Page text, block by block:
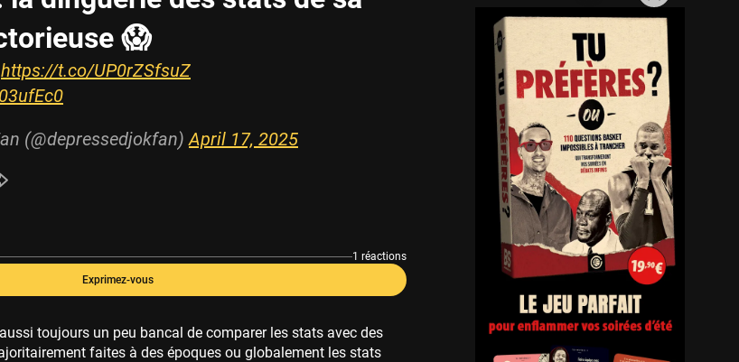
😱
https://t.co/UP0rZSfsuZ
(@depressedjokfan)April 17, 2025
1 réactions
Exprimez-vous
toujours un peu bancal de comparer les stats avec des
faites à des époques ou globalement les stats